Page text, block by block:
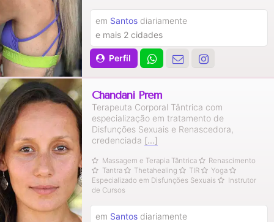
Perfil
em Santos diariamente
e mais 2 cidades
Chandani Prem
Terapeuta Corporal Tântrica com
especialização em tratamento de
Disfunções Sexuais e Renascedora,
credenciada [...]
Massagem e Terapia Tântrica
Renascimento
Tantra
Thetahealing TIR
Yoga
Especializado em Disfunções Sexuais
Instrutor
de Cursos
em Santos diariamente